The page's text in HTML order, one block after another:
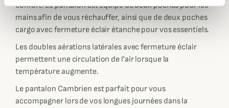
confort. Le pantalon est équipé de deux poches pour les
mains afin de vous réchauffer, ainsi que de deux poches
cargo avec fermeture éclair étanche pour vos essentiels.
Les doubles aérations latérales avec fermeture éclair
permettent une circulation de l'air lorsque la
température augmente.
Le pantalon Cambrien est parfait pour vous
accompagner lors de vos longues journées dans la